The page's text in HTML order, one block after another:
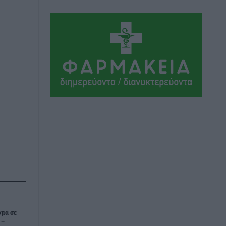
σε
–
πριν 2 ώρες
Γ.Σ. Διαγόρας: Στα «κυανέρυθρα» ο
Janni Pembe
Αθλητικά• πριν 4 ώρες